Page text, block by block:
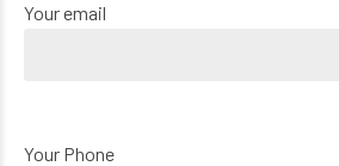
Your email
Your Phone